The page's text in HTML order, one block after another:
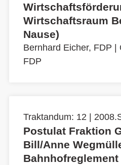
Wirtschaftsraum
Nause)
Bernhard Eicher, FDP
FDP
Traktandum: 12 |
Postulat Fraktion
Bill/Anne
Bahnhofreglement